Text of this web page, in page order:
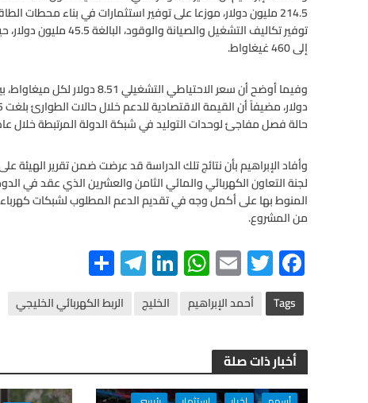
توفير تكاليف التشغيل
إلى 460 غيغاواط.
حالة فصل مفاجئ لوحدات التوليد في شبكة الدولة المرتبطة خلال عام
وأفاد الإبراهيم بأن نتائج تلك الدراسة قد عرضت ضمن تقرير الهيئة
المنوط بها على أكمل وجه في تقديم الدعم المطلوب لشبكات
من المشروع.
F
ac
e
b
o
o
T
wi
tt
er
E
m
ail
W
h
at
A
p
Li
n
ke
n
Te
le
gr
m
S
h
ar Tags أحمد الإبراهيم الخليج الربط الكهربائي الخليجي
أخبار ذات صلة